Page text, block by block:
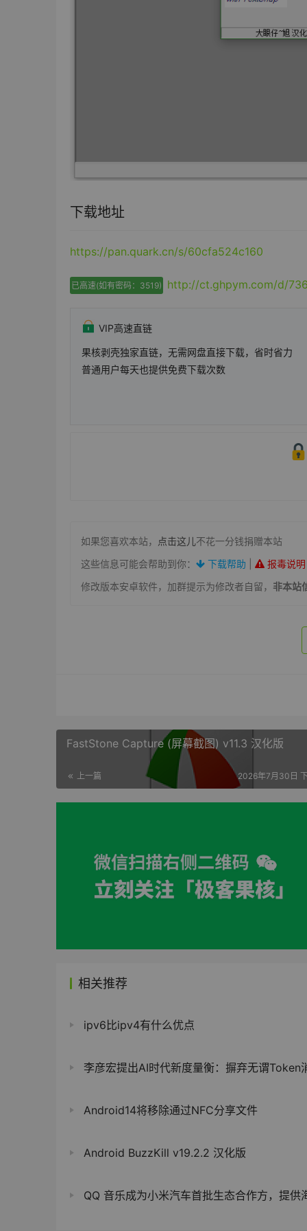
下载地址
https://pan.quark.cn/s/60cfa524c160
已高速(如有密码：3519) http://ct.ghpym.com/d/
VIP高速直链
果核剥壳独家直链，无需网盘直接下载，省时省力
普通用户每天也提供免费下载次数
如果您喜欢本站， 点击这儿不花一分钱捐赠本站
这些信息可能会帮助到你：
下载帮助 报毒说明
修改版本安卓软件，加群提示为修改者自留， 非本站
FastStone Capture (屏幕截图) v11.3 汉化版
上一篇 2026年7月30日
相关推荐
ipv6比ipv4有什么优点
李彦宏提出AI时代新度量衡：摒弃无谓Token消耗，拥抱日活智能体
Android14将移除通过NFC分享文件
Android BuzzKill v19.2.2 汉化版
QQ 音乐成为小米汽车首批生态合作方，提供海量